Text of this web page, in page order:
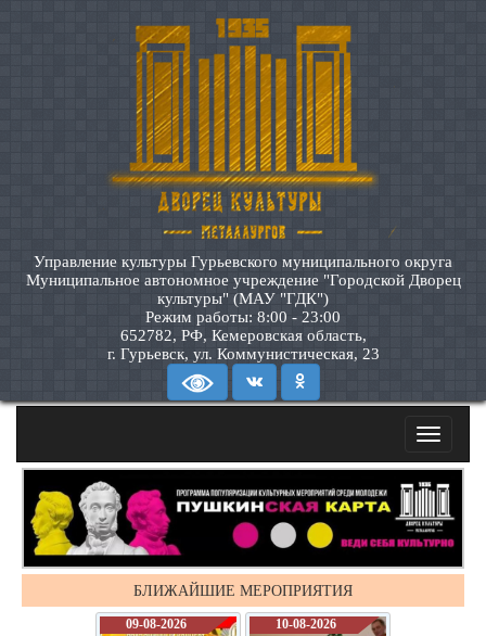
Управление культуры Гурьевского муниципального округа
Муниципальное автономное учреждение "Городской Дворец
культуры" (МАУ "ГДК")
Режим работы: 8:00 - 23:00
652782, РФ, Кемеровская область,
г. Гурьевск, ул. Коммунистическая, 23
Toggle
БЛИЖАЙШИЕ МЕРОПРИЯТИЯ
09-08-2026 10-08-2026